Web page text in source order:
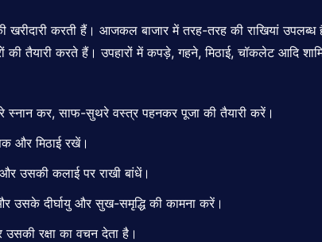
खरीदारी करती हैं। आजकल बाजार में तरह-तरह की राखियां उपलब्ध
तैयारी करते हैं। उपहारों में कपड़े, गहने, मिठाई, चॉकलेट आदि
स्नान कर, साफ-सुथरे वस्त्र पहनकर पूजा की तैयारी करें।
और मिठाई रखें।
उसकी कलाई पर राखी बांधें।
उसके दीर्घायु और सुख-समृद्धि की कामना करें।
रक्षा का वचन देता है।